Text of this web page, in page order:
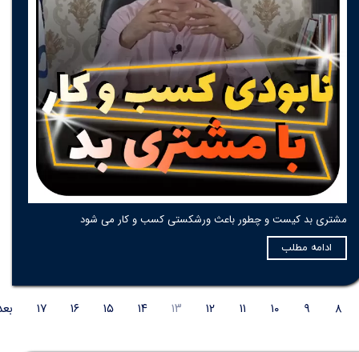
مشتری بد کیست و چطور باعث ورشکستی کسب و کار می شود
ادامه مطلب
۸ ۹ ۱۰ ۱۱ ۱۲ ۱۳ ۱۴ ۱۵ ۱۶ ۱۷